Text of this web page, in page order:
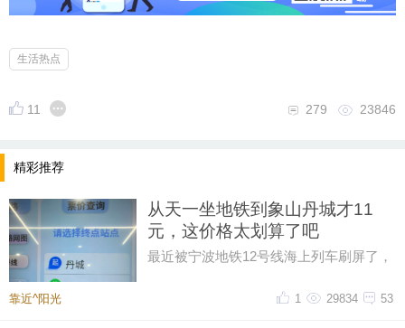
家当时考驾照后都是靠什么方法让自己快速适应开车
生活热点
11 23846
279
精彩推荐
从天一坐地铁到象山丹城才11
元，这价格太划算了吧
最近被宁波地铁12号线海上列车刷屏了，
从天一广场坐到象山丹城是11晕
靠近^阳光 53
29834
1